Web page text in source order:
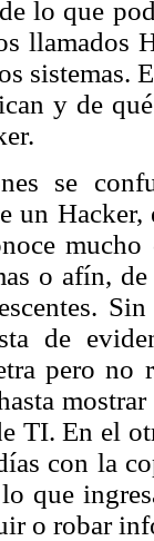
lo que
llamados
sistemas.
y de
se
un
o afín,
de
pero
TI. En el
con la
que
o robar